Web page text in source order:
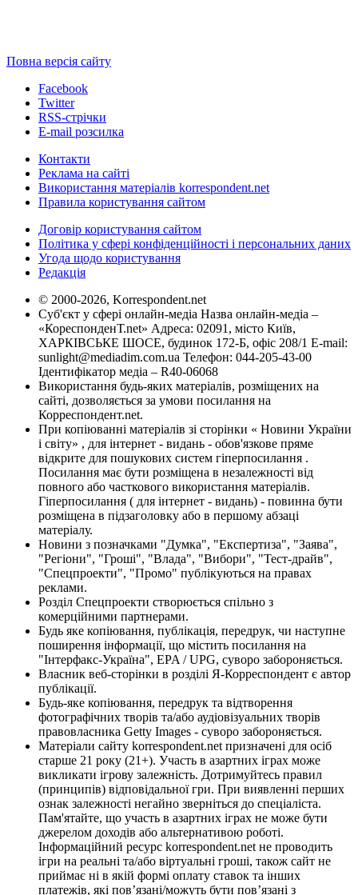
Повна версія сайту
Facebook
Twitter
RSS-стрічки
E-mail розсилка
Контакти
Реклама на сайті
Використання матеріалів korrespondent.net
Правила користування сайтом
Договір користування сайтом
Політика у сфері конфіденційності і персональних даних
Угода щодо користування
Редакція
© 2000-2026, Korrespondent.net
Суб'єкт у сфері онлайн-медіа Назва онлайн-медіа –
«КореспонденТ.net» Адреса: 02091, місто Київ,
ХАРКІВСЬКЕ ШОСЕ, будинок 172-Б, офіс 208/1 E-mail:
sunlight@mediadim.com.ua Телефон: 044-205-43-00
Ідентифікатор медіа – R40-06068
Використання будь-яких матеріалів, розміщених на
сайті, дозволяється за умови посилання на
Корреспондент.net.
При копіюванні матеріалів зі сторінки « Новини України
і світу» , для інтернет - видань - обов'язкове пряме
відкрите для пошукових систем гіперпосилання .
Посилання має бути розміщена в незалежності від
повного або часткового використання матеріалів.
Гіперпосилання ( для інтернет - видань) - повинна бути
розміщена в підзаголовку або в першому абзаці
матеріалу.
Новини з позначками "Думка", "Експертиза", "Заява",
"Регіони", "Гроші", "Влада", "Вибори", "Тест-драйв",
"Спецпроекти", "Промо" публікуються на правах
реклами.
Розділ Спецпроекти створюється спільно з
комерційними партнерами.
Будь яке копіювання, публікація, передрук, чи наступне
поширення інформації, що містить посилання на
"Інтерфакс-Україна", EPA / UPG, суворо забороняється.
Власник веб-сторінки в розділі Я-Корреспондент є автор
публікації.
Будь-яке копіювання, передрук та відтворення
фотографічних творів та/або аудіовізуальних творів
правовласника Getty Images - суворо забороняється.
Матеріали сайту korrespondent.net призначені для осіб
старше 21 року (21+). Участь в азартних іграх може
викликати ігрову залежність. Дотримуйтесь правил
(принципів) відповідальної гри. При виявленні перших
ознак залежності негайно зверніться до спеціаліста.
Пам'ятайте, що участь в азартних іграх не може бути
джерелом доходів або альтернативою роботі.
Інформаційний ресурс korrespondent.net не проводить
ігри на реальні та/або віртуальні гроші, також сайт не
приймає ні в якій формі оплату ставок та інших
платежів, які пов’язані/можуть бути пов’язані з